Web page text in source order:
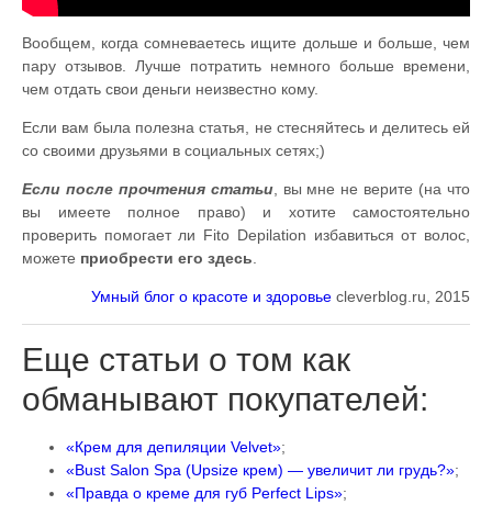
Вообщем, когда сомневаетесь ищите дольше и больше, чем
пару отзывов. Лучше потратить немного больше времени,
чем отдать свои деньги неизвестно кому.
Если вам была полезна статья, не стесняйтесь и делитесь ей
со своими друзьями в социальных сетях;)
Если после прочтения статьи, вы мне не верите (на что
вы имеете полное право) и хотите самостоятельно
проверить помогает ли Fito Depilation избавиться от волос,
можете приобрести его здесь
Умный блог о красоте и здоровье cleverblog.ru, 2015
Еще статьи о том как
обманывают покупателей:
«Крем для депиляции Velvet»;
«Bust Salon Spa (Upsize крем) — увеличит ли грудь?»;
«Правда о креме для губ Perfect Lips»;